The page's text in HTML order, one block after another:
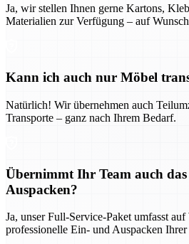
Ja, wir stellen Ihnen gerne Kartons,
Materialien zur Verfügung – auf
Kann ich auch nur Möbel
Natürlich! Wir übernehmen auch
Transporte – ganz nach Ihrem Bedarf.
Übernimmt Ihr Team auch
Auspacken?
Ja, unser Full-Service-Paket umfasst auf
professionelle Ein- und Auspacken